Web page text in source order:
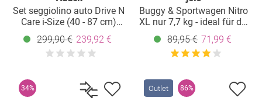
Set seggiolino auto Drive N
Care i-Size (40 - 87 cm)
con base Isofix e riduttore -
Nero
299,90 € 239,92 €
Buggy & Sportwagen Nitro
XL nur 7,7 kg - ideal für die
Reise - Laurel
89,95 € 71,99 €
34% Outlet 86%